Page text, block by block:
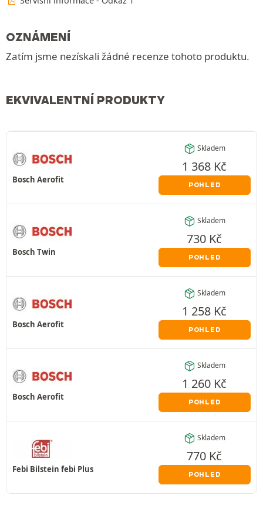
OZNÁMENÍ
Zatím jsme nezískali žádné recenze tohoto produktu.
EKVIVALENTNÍ PRODUKTY
Bosch Aerofit
Skladem
1 368 Kč
POHLED
Bosch Twin
Skladem
730 Kč
POHLED
Bosch Aerofit
Skladem
1 258 Kč
POHLED
Bosch Aerofit
Skladem
1 260 Kč
POHLED
Febi Bilstein febi Plus
Skladem
770 Kč
POHLED